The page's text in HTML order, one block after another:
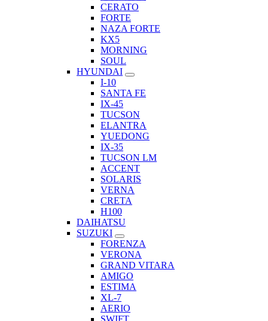
CERATO
FORTE
NAZA FORTE
KX5
MORNING
SOUL
HYUNDAI
I-10
SANTA FE
IX-45
TUCSON
ELANTRA
YUEDONG
IX-35
TUCSON LM
ACCENT
SOLARIS
VERNA
CRETA
H100
DAIHATSU
SUZUKI
FORENZA
VERONA
GRAND VITARA
AMIGO
ESTIMA
XL-7
AERIO
SWIFT